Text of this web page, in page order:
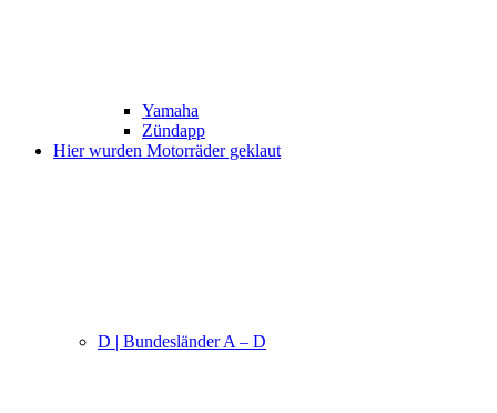
Yamaha
Zündapp
Hier wurden Motorräder geklaut
D | Bundesländer A – D